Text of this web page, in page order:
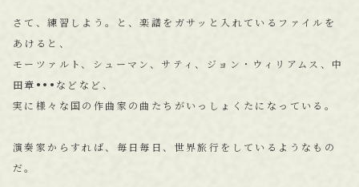
さて、練習しよう。と、楽譜をガサッと入れているファイルを
あけると、
モーツァルト、シューマン、サティ、ジョン・ウィリアムス、中
田章•••などなど、
実に様々な国の作曲家の曲たちがいっしょくたになっている。
演奏家からすれば、毎日毎日、世界旅行をしているようなもの
だ。